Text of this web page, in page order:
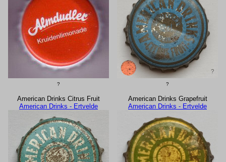
? ?
American Drinks Citrus Fruit
American Drinks - Ertvelde
American Drinks Grapefruit
American Drinks - Ertvelde